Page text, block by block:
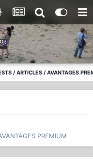
/ ARTICLES / AVANTAGES
PREMIUM